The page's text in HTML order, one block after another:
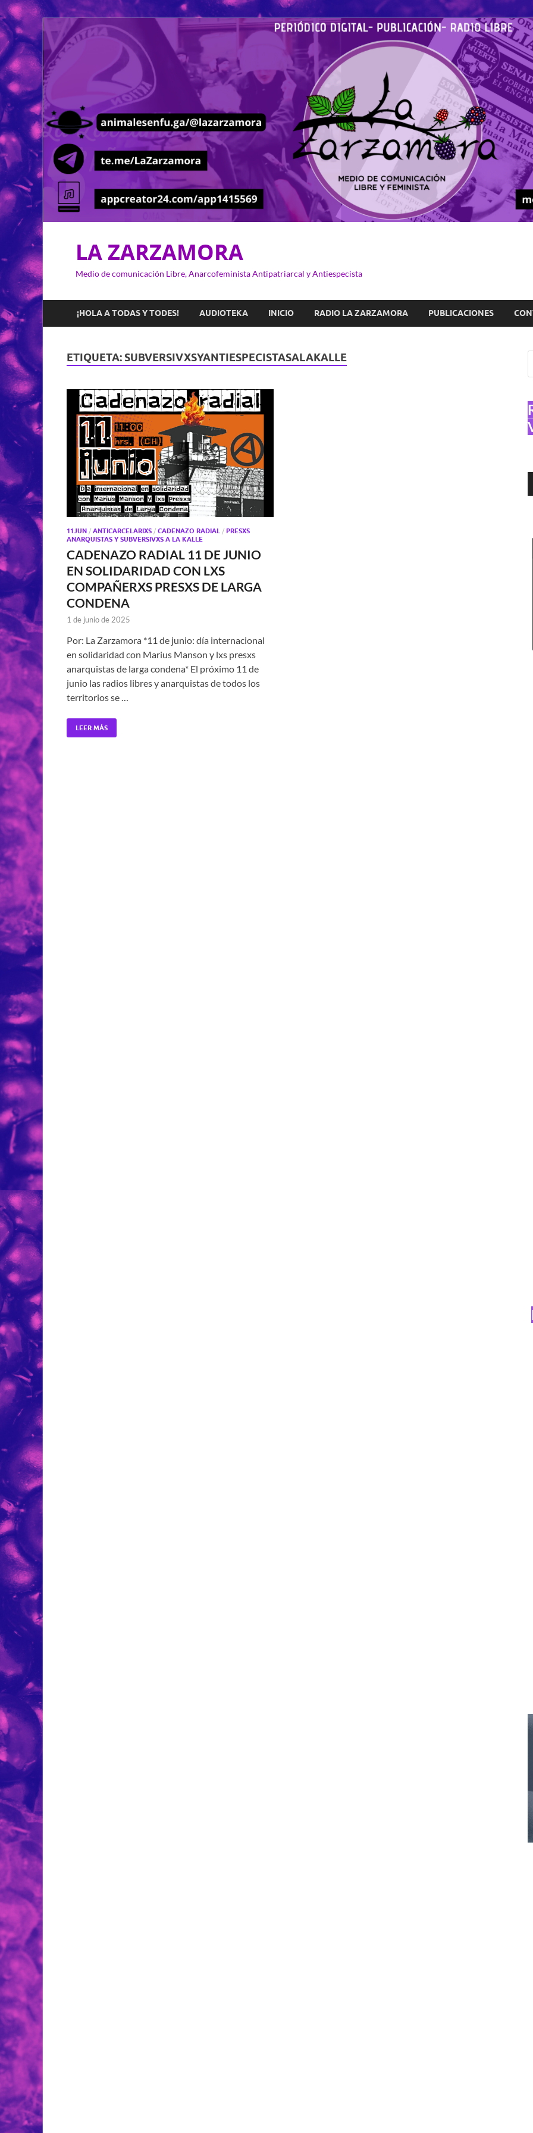
LA ZARZAMORA
Medio de comunicación Libre, Anarcofeminista Antipatriarcal y Antiespecista
¡HOLA A TODAS Y TODES! AUDIOTEKA INICIO RADIO LA ZARZAMORA PUBLICACIONES
ETIQUETA: SUBVERSIVXSYANTIESPECISTASALAKALLE
11JUN / ANTICARCELARIXS / CADENAZO RADIAL / PRESXS
ANARQUISTAS Y SUBVERSIVXS A LA KALLE
CADENAZO RADIAL 11 DE JUNIO
EN SOLIDARIDAD CON LXS
COMPAÑERXS PRESXS DE LARGA
CONDENA
1 de junio de 2025
Por: La Zarzamora *11 de junio: día internacional
en solidaridad con Marius Manson y lxs presxs
anarquistas de larga condena* El próximo 11 de
junio las radios libres y anarquistas de todos los
territorios se …
LEER MÁS